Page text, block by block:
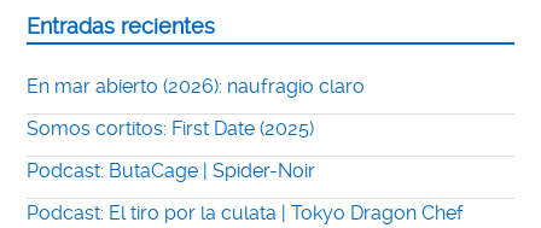
Entradas recientes
En mar abierto (2026): naufragio claro
Somos cortitos: First Date (2025)
Podcast: ButaCage | Spider-Noir
Podcast: El tiro por la culata | Tokyo Dragon Chef